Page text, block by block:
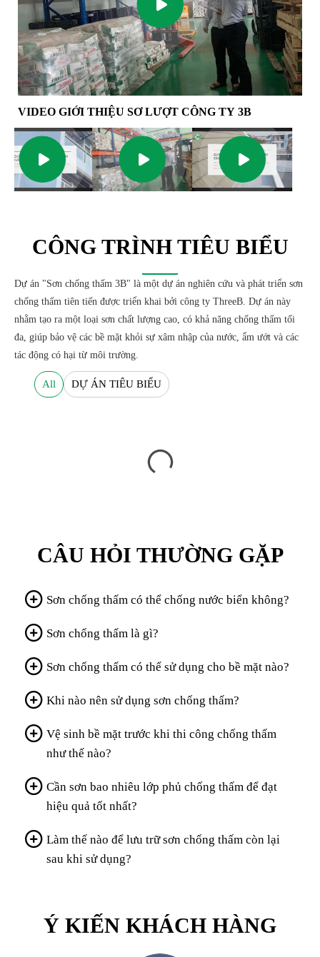
VIDEO GIỚI THIỆU SƠ LƯỢT CÔNG TY 3B
CÔNG TRÌNH TIÊU BIỂU
Dự án "Sơn chống thấm 3B" là một dự án nghiên cứu và phát triển sơn
chống thấm tiên tiến được triển khai bởi công ty ThreeB. Dự án này
nhằm tạo ra một loại sơn chất lượng cao, có khả năng chống thấm tối
đa, giúp bảo vệ các bề mặt khỏi sự xâm nhập của nước, ẩm ướt và các
tác động có hại từ môi trường.
All DỰ ÁN TIÊU BIỂU
CÂU HỎI THƯỜNG GẶP
Sơn chống thấm có thể chống nước biển không?
Sơn chống thấm là gì?
Sơn chống thấm có thể sử dụng cho bề mặt nào?
Khi nào nên sử dụng sơn chống thấm?
Vệ sinh bề mặt trước khi thi công chống thấm
như thế nào?
Cần sơn bao nhiêu lớp phủ chống thấm để đạt
hiệu quả tốt nhất?
Làm thế nào để lưu trữ sơn chống thấm còn lại
sau khi sử dụng?
Ý KIẾN KHÁCH HÀNG